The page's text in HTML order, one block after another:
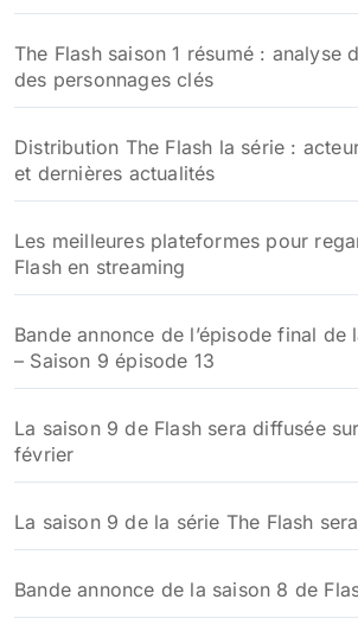
The Flash saison 1 résumé : analyse
des personnages clés
Distribution The Flash la série :
et dernières actualités
Les meilleures plateformes pour
Flash en streaming
Bande annonce de l’épisode final de
– Saison 9 épisode 13
La saison 9 de Flash sera diffusée
février
La saison 9 de la série The Flash
Bande annonce de la saison 8 de